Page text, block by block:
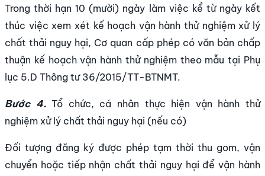
Trong thời hạn 10 (mười) ngày làm việc kể từ ngày kết
thúc việc xem xét kế hoạch vận hành thử nghiệm xử lý
chất thải nguy hại, Cơ quan cấp phép có văn bản chấp
thuận kế hoạch vận hành thử nghiệm theo mẫu tại Phụ
lục 5.D Thông tư 36/2015/TT-BTNMT.
Bước 4.Tổ chức, cá nhân thực hiện vận hành thử
nghiệm xử lý chất thải nguy hại (nếu có)
Đối tượng đăng ký được phép tạm thời thu gom, vận
chuyển hoặc tiếp nhận chất thải nguy hại để vận hành